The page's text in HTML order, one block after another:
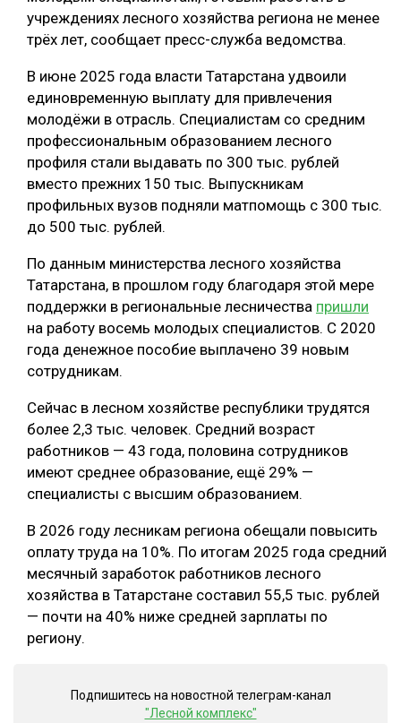
учреждениях лесного хозяйства региона не менее
трёх лет, сообщает пресс-служба ведомства.
В июне 2025 года власти Татарстана удвоили
единовременную выплату для привлечения
молодёжи в отрасль. Специалистам со средним
профессиональным образованием лесного
профиля стали выдавать по 300 тыс. рублей
вместо прежних 150 тыс. Выпускникам
профильных вузов подняли матпомощь с 300 тыс.
до 500 тыс. рублей.
По данным министерства лесного хозяйства
Татарстана, в прошлом году благодаря этой мере
поддержки в региональные лесничества пришли
на работу восемь молодых специалистов. С 2020
года денежное пособие выплачено 39 новым
сотрудникам.
Сейчас в лесном хозяйстве республики трудятся
более 2,3 тыс. человек. Средний возраст
работников — 43 года, половина сотрудников
имеют среднее образование, ещё 29% —
специалисты с высшим образованием.
В 2026 году лесникам региона обещали повысить
оплату труда на 10%. По итогам 2025 года средний
месячный заработок работников лесного
хозяйства в Татарстане составил 55,5 тыс. рублей
— почти на 40% ниже средней зарплаты по
региону.
Подпишитесь на новостной телеграм-канал
"Лесной комплекс"